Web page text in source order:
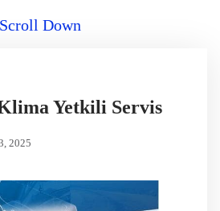
Scroll Down
Yetkili Servis
2025